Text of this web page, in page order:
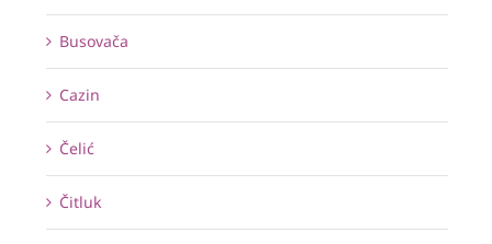
Busovača
Cazin
Čelić
Čitluk